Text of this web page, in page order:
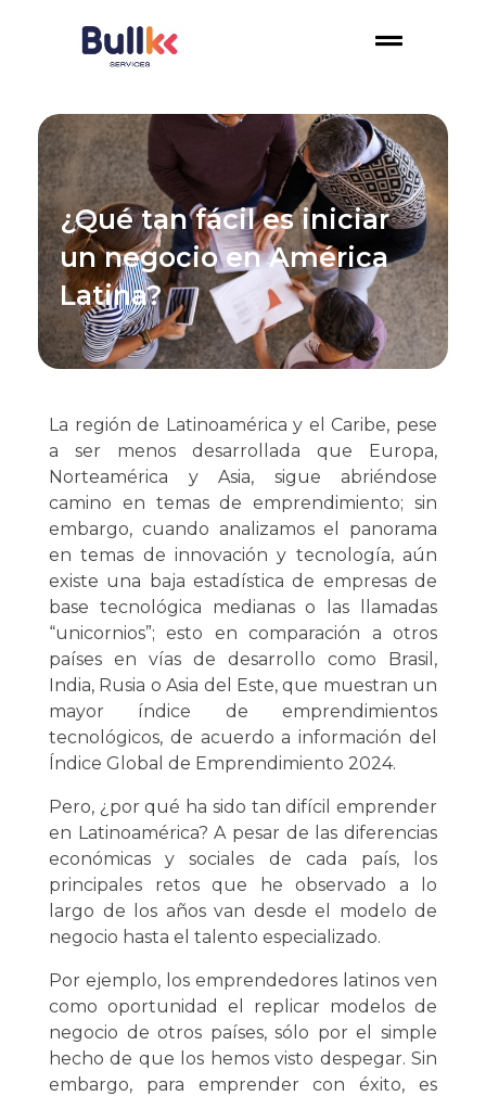
¿Qué tan fácil es iniciar
un negocio en América
Latina?
La región de Latinoamérica y el Caribe, pese
a ser menos desarrollada que Europa,
Norteamérica y Asia, sigue abriéndose
camino en temas de emprendimiento; sin
embargo, cuando analizamos el panorama
en temas de innovación y tecnología, aún
existe una baja estadística de empresas de
base tecnológica medianas o las llamadas
“unicornios”; esto en comparación a otros
países en vías de desarrollo como Brasil,
India, Rusia o Asia del Este, que muestran un
mayor índice de emprendimientos
tecnológicos, de acuerdo a información del
Índice Global de Emprendimiento 2024.
Pero, ¿por qué ha sido tan difícil emprender
en Latinoamérica? A pesar de las diferencias
económicas y sociales de cada país, los
principales retos que he observado a lo
largo de los años van desde el modelo de
negocio hasta el talento especializado.
Por ejemplo, los emprendedores latinos ven
como oportunidad el replicar modelos de
negocio de otros países, sólo por el simple
hecho de que los hemos visto despegar. Sin
embargo, para emprender con éxito, es